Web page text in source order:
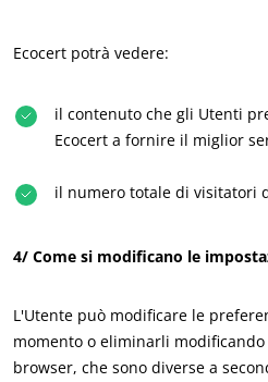
Ecocert potrà vedere:
il contenuto che gli Utenti
Ecocert a fornire il miglior
il numero totale di visitatori
4/ Come si modificano le
L'Utente può modificare le
momento o eliminarli
browser, che sono diverse a